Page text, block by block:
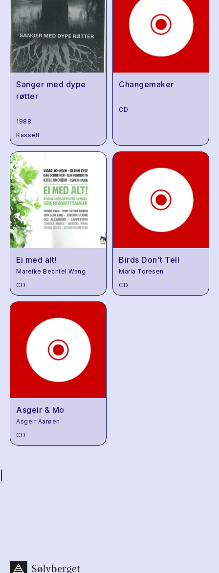
Sanger med dype
røtter
1988
Kassett
Changemaker
CD
Ei med alt!
Mareike Bechtel Wang
CD
Birds Don't Tell
Maria Toresen
CD
Asgeir & Mo
Asgeir Aarøen
CD